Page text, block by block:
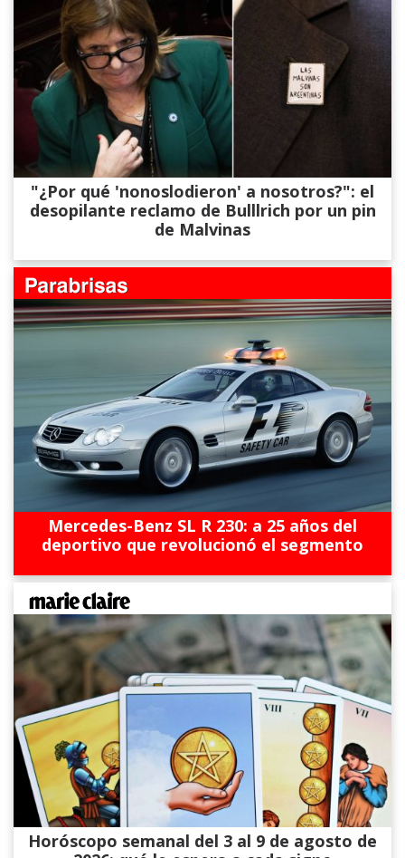
"¿Por qué 'nonoslodieron' a nosotros?": el
desopilante reclamo de Bulllrich por un pin
de Malvinas
Mercedes-Benz SL R 230: a 25 años del
deportivo que revolucionó el segmento
Horóscopo semanal del 3 al 9 de agosto de